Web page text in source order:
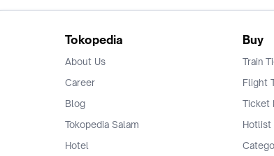
Tokopedia
About Us
Career
Blog
Tokopedia Salam
Hotel
Buy
Train
Flight
Ticket
Hotlist